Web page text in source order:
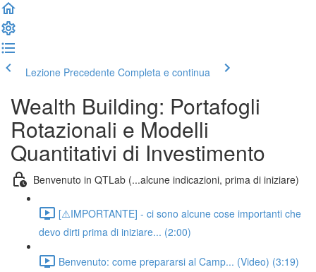
Lezione Precedente Completa e continua
Wealth Building: Portafogli
Rotazionali e Modelli
Quantitativi di Investimento
Benvenuto in QTLab (...alcune indicazioni, prima di iniziare)
[⚠️IMPORTANTE] - ci sono alcune cose importanti che
devo dirti prima di iniziare... (2:00)
Benvenuto: come prepararsi al Camp... (Video) (3:19)